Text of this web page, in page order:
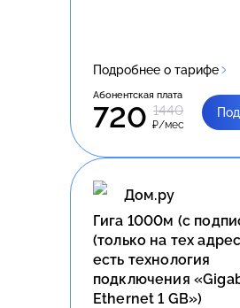
Подробнее о тарифе
Абонентская плата
720 1440
₽/мес
Дом.ру
Гига 1000м (с
(только на тех
есть технология
подключения
Ethernet 1 GB»)